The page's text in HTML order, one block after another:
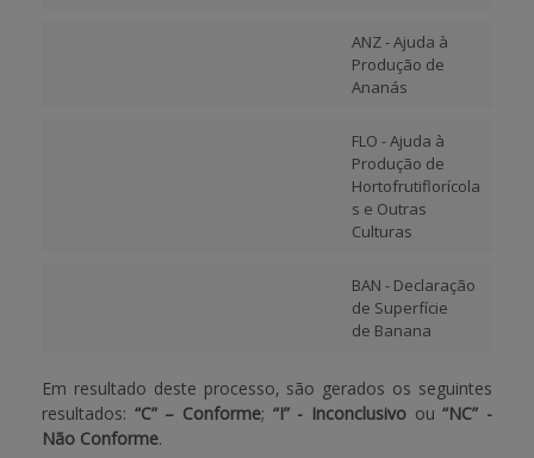
ANZ - Ajuda à
Produção de
Ananás
FLO - Ajuda à
Produção de
Hortofrutiflorícola
s e Outras
Culturas
BAN - Declaração
de Superfície
de Banana
Em resultado deste processo, são gerados os seguintes
resultados: “C” – Conforme; “I” - Inconclusivo ou“NC” -
Não Conforme.